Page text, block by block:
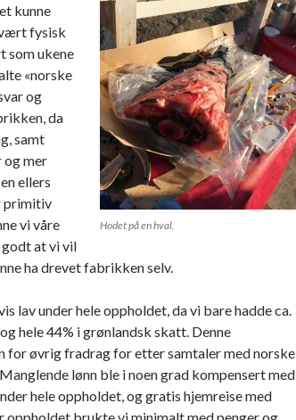
Hodet på en hval.
kunne
fysisk
som ukene
«norske
og
da
samt
og mer
ellers
primitiv
vi våre
at vi vil
ha drevet fabrikken selv.
lav under hele oppholdet, da vi bare hadde ca.
hele 44% i grønlandsk skatt. Denne
for øvrig fradrag for etter samtaler med norske
lønn ble i noen grad kompensert med
hele oppholdet, og gratis hjemreise med